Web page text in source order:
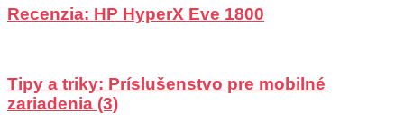
Recenzia: HP HyperX Eve 1800
Tipy a triky: Príslušenstvo pre mobilné
zariadenia (3)